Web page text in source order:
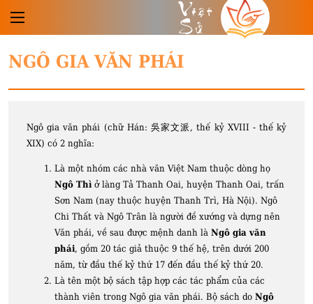
Việt
Sử
NGÔ GIA VĂN PHÁI
Ngô gia văn phái (chữ Hán: 吳家文派, thế kỷ XVIII - thế kỷ
XIX) có 2 nghĩa:
Là một nhóm các nhà văn Việt Nam thuộc dòng họ
Ngô Thìở làng Tả Thanh Oai, huyện Thanh Oai, trấn
Sơn Nam (nay thuộc huyện Thanh Trì, Hà Nội). Ngô
Chi Thất và Ngô Trân là người đề xướng và dựng nên
Văn phái, về sau được mệnh danh là Ngô gia văn
phái, gồm 20 tác giả thuộc 9 thế hệ, trên dưới 200
năm, từ đầu thế kỷ thứ 17 đến đầu thế kỷ thứ 20.
Là tên một bộ sách tập hợp các tác phẩm của các
thành viên trong Ngô gia văn phái. Bộ sách do Ngô